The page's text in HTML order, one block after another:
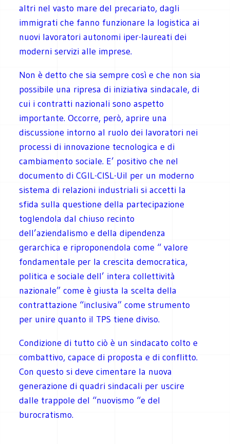
altri nel vasto mare del precariato, dagli
immigrati che fanno funzionare la logistica ai
nuovi lavoratori autonomi iper-laureati dei
moderni servizi alle imprese.
Non è detto che sia sempre così e che non sia
possibile una ripresa di iniziativa sindacale, di
cui i contratti nazionali sono aspetto
importante. Occorre, però, aprire una
discussione intorno al ruolo dei lavoratori nei
processi di innovazione tecnologica e di
cambiamento sociale. E’ positivo che nel
documento di CGIL-CISL-Uil per un moderno
sistema di relazioni industriali si accetti la
sfida sulla questione della partecipazione
toglendola dal chiuso recinto
dell’aziendalismo e della dipendenza
gerarchica e riproponendola come “ valore
fondamentale per la crescita democratica,
politica e sociale dell’ intera collettività
nazionale” come è giusta la scelta della
contrattazione “inclusiva” come strumento
per unire quanto il TPS tiene diviso.
Condizione di tutto ciò è un sindacato colto e
combattivo, capace di proposta e di conflitto.
Con questo si deve cimentare la nuova
generazione di quadri sindacali per uscire
dalle trappole del “nuovismo “e del
burocratismo.